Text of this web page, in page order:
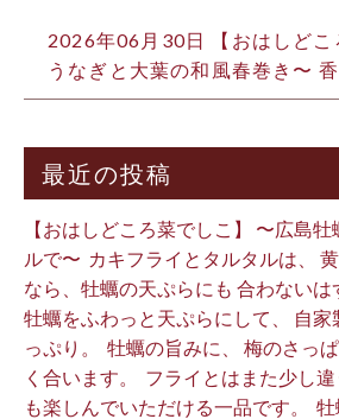
2026年06月30日 【おはしどこ
うなぎと大葉の和風春巻き〜
最近の投稿
【おはしどころ菜でしこ】 〜広島
ルで〜 ⁡ カキフライとタルタルは、
なら、牡蠣の天ぷらにも 合わないは
牡蠣をふわっと天ぷらにして、 自家
っぷり。 ⁡ 牡蠣の旨みに、 梅のさっ
く合います。 ⁡ フライとはまた少し
も楽しんでいただける一品です。